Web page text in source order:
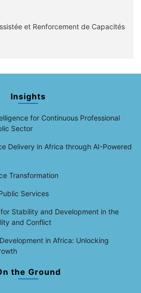
et Renforcement de Capacités
Insights
for Continuous Professional
Sector
Delivery in Africa through AI-Powered
Transformation
Services
Stability and Development in the
and Conflict
in Africa: Unlocking
the Ground